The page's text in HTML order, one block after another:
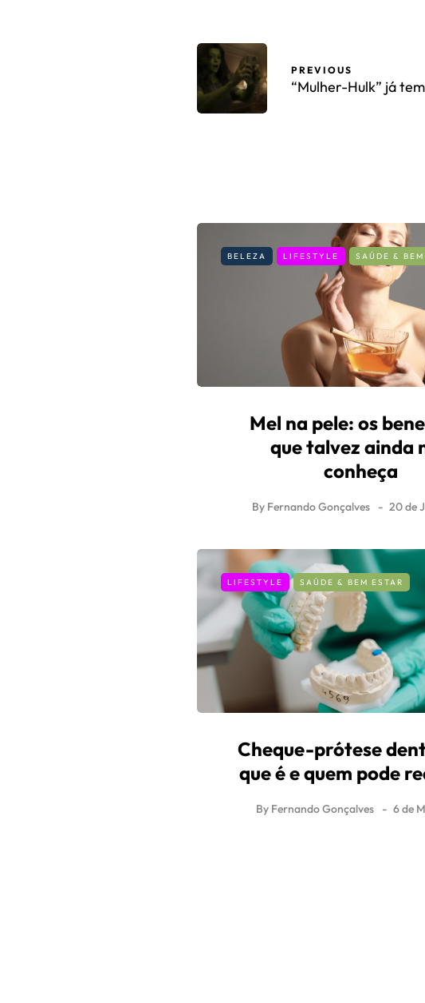
PREVIOUS
“Mulher-Hulk” já
BELEZA LIFESTYLE SAÚDE & BEM
Mel na pele: os
que talvez ainda
conheça
By Fernando Gonçalves 20 de
LIFESTYLE SAÚDE & BEM ESTAR
Cheque-prótese
que é e quem pode
By Fernando Gonçalves 6 de